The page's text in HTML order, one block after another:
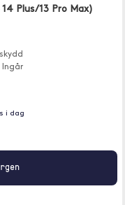
Plus/13 Pro Max)
i dag